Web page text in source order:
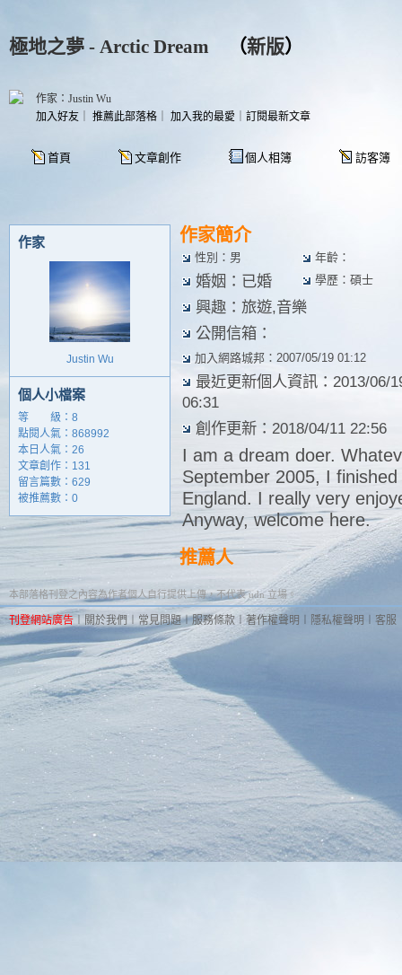
極地之夢 - Arctic Dream （新版）
首頁 文章創作 個人相簿 訪客簿
加入好友 推薦此部落格 加入我的最愛 訂閱最新文章
作家：Justin Wu
作家
Justin Wu
個人小檔案
等 級：8
點閱人氣：868992
本日人氣：26
文章創作：131
留言篇數：629
被推薦數： 0
作家簡介
性別：男 年齡：
婚姻：已婚 學歷：碩士
興趣：旅遊,音樂
公開信箱：
加入網路城邦：2007/05/19 01:12
最近更新個人資訊：2013/06/
06:31
創作更新：2018/04/11 22:56
I am a dream doer.
September 2005, I
England. I really very
Anyway, welcome here.
推薦人
本部落格刊登之內容為作者個人自行提供上傳，不代表 udn 立場。
刊登網站廣告︱ 關於我們 常見問題︱服務條款 著作權聲明 隱私權聲明 客服